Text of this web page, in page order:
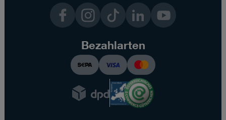
InstagramTikTok LinkedInYouTube
Bezahlarten